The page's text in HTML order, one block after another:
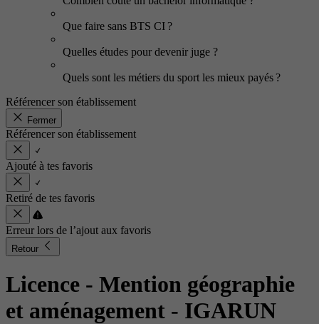
Que faire sans BTS CI ?
Quelles études pour devenir juge ?
Quels sont les métiers du sport les mieux payés ?
Référencer son établissement
Fermer
Référencer son établissement
Ajouté à tes favoris
Retiré de tes favoris
Erreur lors de l’ajout aux favoris
Retour
Licence - Mention géographie
et aménagement - IGARUN